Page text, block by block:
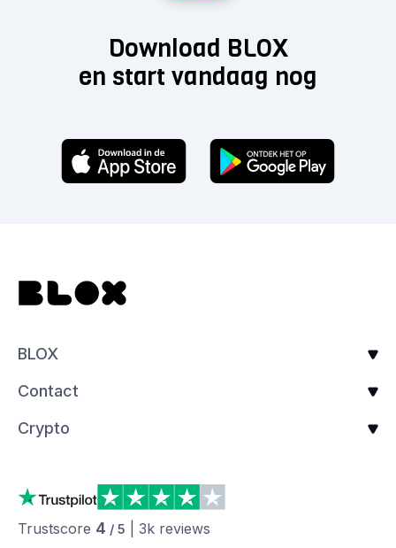
Download BLOX
en start vandaag nog
BLOX
Contact
Crypto
Trustscore 4 / 5 3k reviews